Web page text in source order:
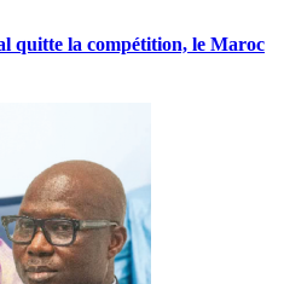
quitte la compétition, le Maroc